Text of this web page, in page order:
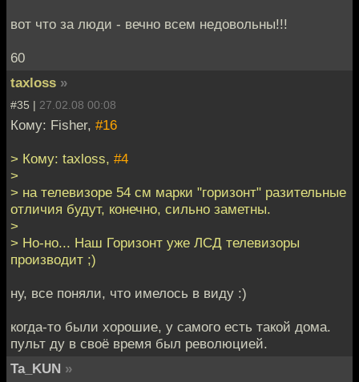
вот что за люди - вечно всем недовольны!!!
60
taxloss »
#35 | 27.02.08 00:08
Кому: Fisher, #16
> Кому: taxloss, #4
>
> на телевизоре 54 см марки "горизонт" разительные
отличия будут, конечно, сильно заметны.
>
> Но-но... Наш Горизонт уже ЛСД телевизоры
производит ;)
ну, все поняли, что имелось в виду :)
когда-то были хорошие, у самого есть такой дома.
пульт ду в своё время был революцией.
Ta_KUN »